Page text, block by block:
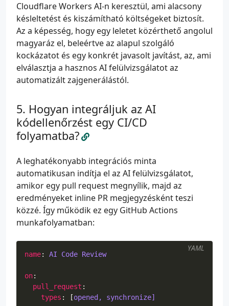
Cloudflare Workers AI-n keresztül, ami alacsony
késleltetést és kiszámítható költségeket biztosít.
Az a képesség, hogy egy leletet közérthető angolul
magyaráz el, beleértve az alapul szolgáló
kockázatot és egy konkrét javasolt javítást, az, ami
elválasztja a hasznos AI felülvizsgálatot az
automatizált zajgenerálástól.
Hogyan integráljuk az AI
kódellenőrzést egy CI/CD
folyamatba?
A leghatékonyabb integrációs minta
automatikusan indítja el az AI felülvizsgálatot,
amikor egy pull request megnyílik, majd az
eredményeket inline PR megjegyzésként teszi
közzé. Így működik ez egy GitHub Actions
munkafolyamatban:
name: AI Code Review
on:
pull_request :
types : [opened, synchronize]
YAML